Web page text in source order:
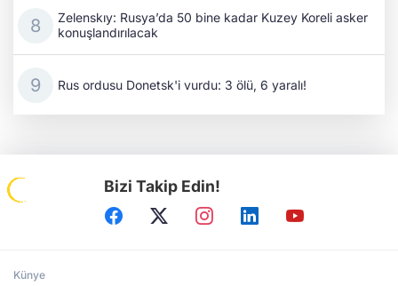
Zelenskıy: Rusya’da 50 bine kadar Kuzey Koreli asker
konuşlandırılacak
Rus ordusu Donetsk'i vurdu: 3 ölü, 6 yaralı!
Bizi Takip Edin!
Künye